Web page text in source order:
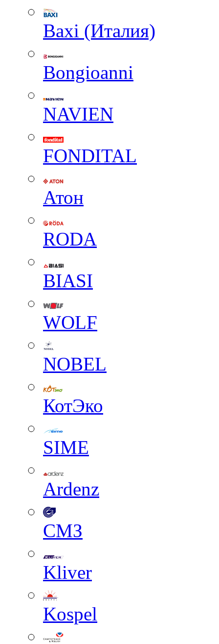
Baxi (Италия)
Вongioanni
NAVIEN
FONDITAL
Атон
RODA
BIASI
WOLF
NOBEL
КотЭко
SIME
Ardenz
СМЗ
Kliver
Kospel